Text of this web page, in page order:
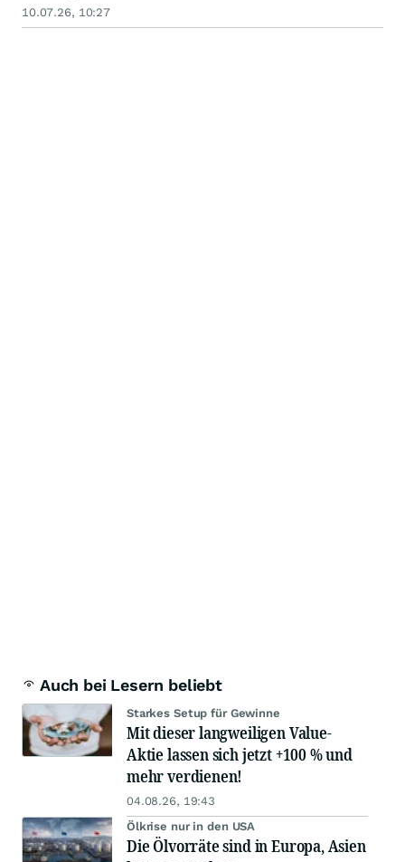
10.07.26, 10:27
Auch bei Lesern beliebt
Starkes Setup für Gewinne
Mit dieser langweiligen Value-
Aktie lassen sich jetzt +100 % und
mehr verdienen!
04.08.26, 19:43
Ölkrise nur in den USA
Die Ölvorräte sind in Europa, Asien